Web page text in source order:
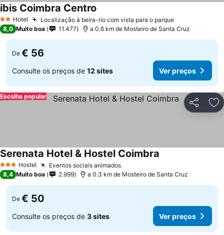
2 Estrelas
Hotel Localização à beira-rio com vista para o parqueVer preços
ibis Coimbra Centro
8,0 Muito boa 11.477 a 0.6 km de Mosteiro de Santa Cruz
De € 56
Consulte os preços de 12 sites Ver preços
Partilhar
Escolha popular
3 EstrelasHostel Eventos sociais animadosVer preços
Serenata Hotel & Hostel Coimbra
8,4 Muito boa 2.999 a 0.3 km de Mosteiro de Santa Cruz
De € 50
Consulte os preços de 3 sites Ver preços